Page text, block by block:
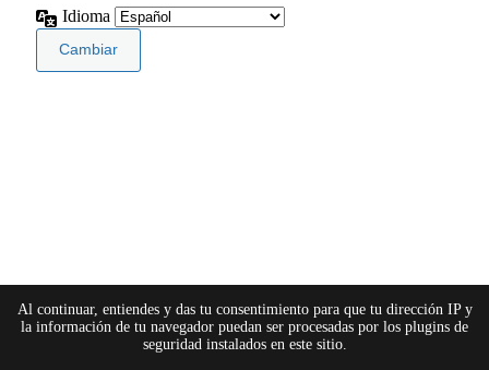
Idioma
Al continuar, entiendes y das tu consentimiento para que tu dirección IP y
la información de tu navegador puedan ser procesadas por los plugins de
seguridad instalados en este sitio.